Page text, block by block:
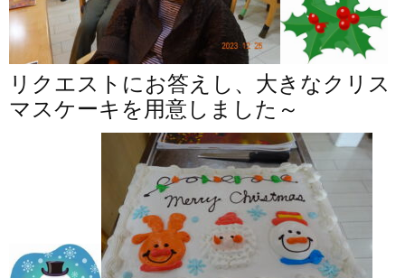
リクエストにお答えし、大きなクリス
マスケーキを用意しました～